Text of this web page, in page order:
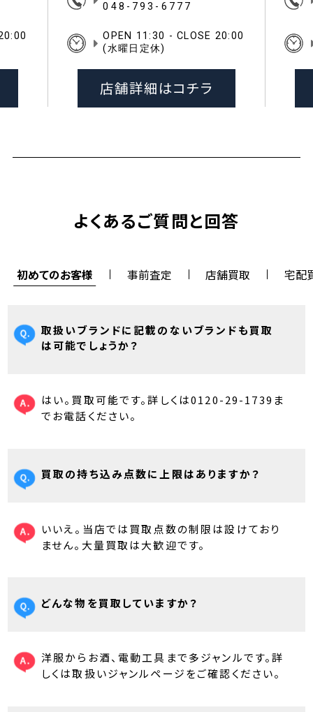
048-793-6777
OPEN 11:30 - CLOSE 20:00
(水曜日定休)
店舗詳細はコチラ
よくあるご質問と回答
初めてのお客様 事前査定 店舗買取 宅配
取扱いブランドに記載のないブランドも買取
は可能でしょうか？
はい。買取可能です。詳しくは0120-29-1739ま
でお電話ください。
買取の持ち込み点数に上限はありますか？
いいえ。当店では買取点数の制限は設けており
ません。大量買取は大歓迎です。
どんな物を買取していますか？
洋服からお酒、電動工具まで多ジャンルです。詳
しくは取扱いジャンルページをご確認ください。